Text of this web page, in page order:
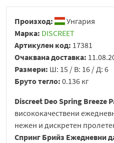
Произход:
Унгария
Марка: DISCREET
Артикулен код: 17381
Очаквана доставка:
Размери: Ш: 15 / В: 16 / Д: 6
Бруто тегло: 0.136 кг
Discreet Deo Spring Breeze
висококачествени
нежен и дискретен
Спринг Брийз Ежедневни